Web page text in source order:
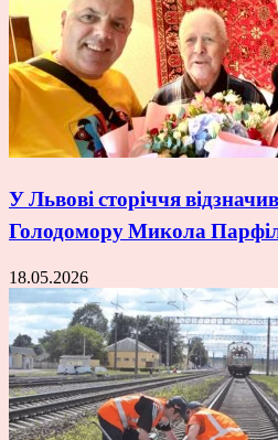
У Львові сторіччя
Голодомору Микола
18.05.2026